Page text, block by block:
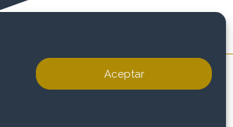
Aceptar